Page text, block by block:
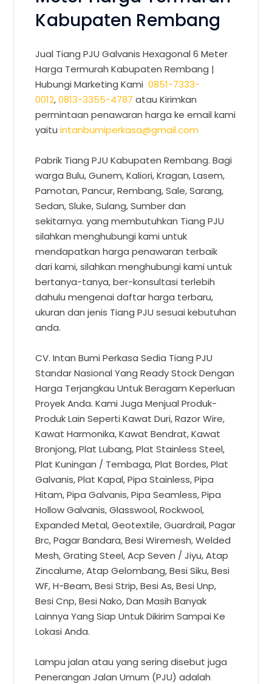
Kabupaten Rembang
Jual Tiang PJU Galvanis Hexagonal 6 Meter
Harga Termurah Kabupaten Rembang |
Hubungi Marketing Kami0851-7333-
0012,0813-3355-4787 atau Kirimkan
permintaan penawaran harga ke email kami
yaituintanbumiperkasa@gmail.com
Pabrik Tiang PJU Kabupaten Rembang. Bagi
warga Bulu, Gunem, Kaliori, Kragan, Lasem,
Pamotan, Pancur, Rembang, Sale, Sarang,
Sedan, Sluke, Sulang, Sumber dan
sekitarnya. yang membutuhkan Tiang PJU
silahkan menghubungi kami untuk
mendapatkan harga penawaran terbaik
dari kami, silahkan menghubungi kami untuk
bertanya-tanya, ber-konsultasi terlebih
dahulu mengenai daftar harga terbaru,
ukuran dan jenis Tiang PJU sesuai kebutuhan
anda.
CV. Intan Bumi Perkasa Sedia Tiang PJU
Standar Nasional Yang Ready Stock Dengan
Harga Terjangkau Untuk Beragam Keperluan
Proyek Anda. Kami Juga Menjual Produk-
Produk Lain Seperti Kawat Duri, Razor Wire,
Kawat Harmonika, Kawat Bendrat, Kawat
Bronjong, Plat Lubang, Plat Stainless Steel,
Plat Kuningan / Tembaga, Plat Bordes, Plat
Galvanis, Plat Kapal, Pipa Stainless, Pipa
Hitam, Pipa Galvanis, Pipa Seamless, Pipa
Hollow Galvanis, Glasswool, Rockwool,
Expanded Metal, Geotextile, Guardrail, Pagar
Brc, Pagar Bandara, Besi Wiremesh, Welded
Mesh, Grating Steel, Acp Seven / Jiyu, Atap
Zincalume, Atap Gelombang, Besi Siku, Besi
WF, H-Beam, Besi Strip, Besi As, Besi Unp,
Besi Cnp, Besi Nako, Dan Masih Banyak
Lainnya Yang Siap Untuk Dikirim Sampai Ke
Lokasi Anda.
Lampu jalan atau yang sering disebut juga
Penerangan Jalan Umum (PJU) adalah